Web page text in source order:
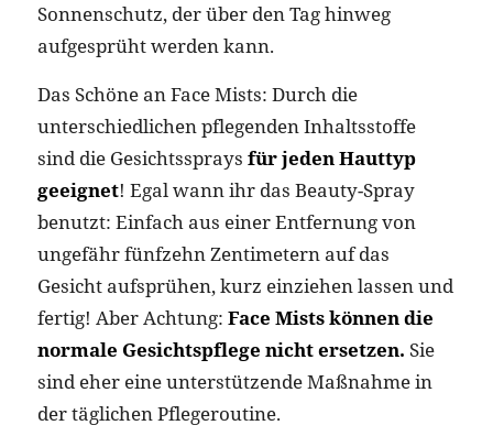
Sonnenschutz, der über den Tag hinweg
aufgesprüht werden kann.
Das Schöne an Face Mists: Durch die
unterschiedlichen pflegenden Inhaltsstoffe
sind die Gesichtssprays für jeden Hauttyp
geeignet! Egal wann ihr das Beauty-Spray
benutzt: Einfach aus einer Entfernung von
ungefähr fünfzehn Zentimetern auf das
Gesicht aufsprühen, kurz einziehen lassen und
fertig! Aber Achtung: Face Mists können die
normale Gesichtspflege nicht ersetzen. Sie
sind eher eine unterstützende Maßnahme in
der täglichen Pflegeroutine.